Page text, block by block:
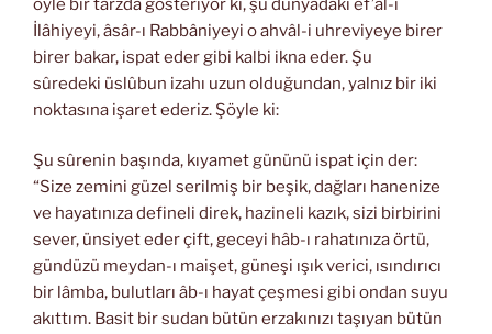
öyle bir tarzda gösteriyor ki, şu dünyadaki ef’âl-i
İlâhiyeyi, âsâr-ı Rabbâniyeyi o ahvâl-i uhreviyeye birer
birer bakar, ispat eder gibi kalbi ikna eder. Şu
sûredeki üslûbun izahı uzun olduğundan, yalnız bir iki
noktasına işaret ederiz. Şöyle ki:
Şu sûrenin başında, kıyamet gününü ispat için der:
“Size zemini güzel serilmiş bir beşik, dağları hanenize
ve hayatınıza defineli direk, hazineli kazık, sizi birbirini
sever, ünsiyet eder çift, geceyi hâb-ı rahatınıza örtü,
gündüzü meydan-ı maişet, güneşi ışık verici, ısındırıcı
bir lâmba, bulutları âb-ı hayat çeşmesi gibi ondan suyu
akıttım. Basit bir sudan bütün erzakınızı taşıyan bütün